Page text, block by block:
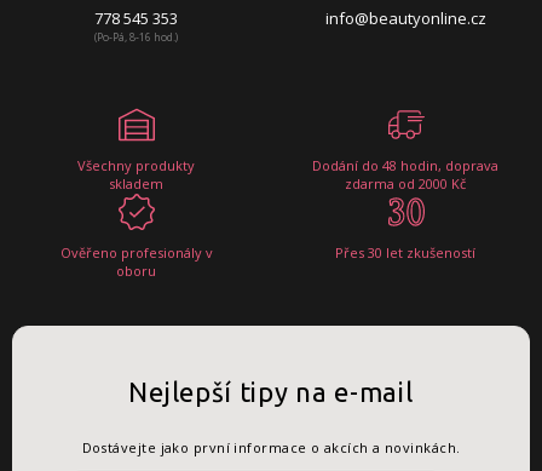
778 545 353
(Po-Pá, 8-16 hod.)
info@beautyonline.cz
Všechny produkty
skladem
Dodání do 48 hodin, doprava
zdarma od 2000 Kč
Ověřeno profesionály v
oboru
Přes 30 let zkušeností
Nejlepší tipy na e-mail
Dostávejte jako první informace o akcích a novinkách.